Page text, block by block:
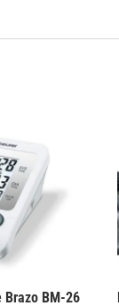
Brazo BM-26